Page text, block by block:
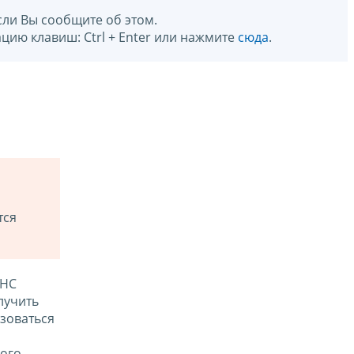
Вы сообщите об этом.
клавиш: Ctrl + Enter или нажмите сюда.